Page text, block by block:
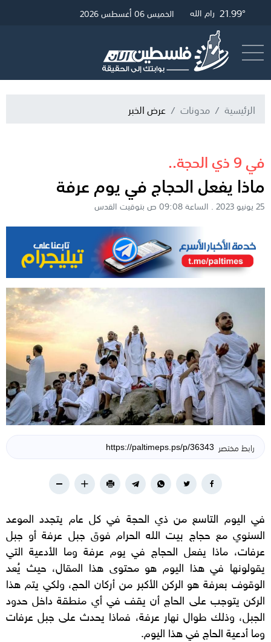
26.77° غزة 22.23° القدس 21.99° رام الله 21.08° الخليل الخميس 06 أغسطس 2026
الرئيسية مدونات عرض الخبر
في 9 ذي الحجة..
ماذا يفعل الحجاج في يوم عرفة
25 يونيو 2023 . الساعة 09:08 ص بتوقيت القدس
رابط مختصر
في اليوم التاسع من ذي الحجة في كل عام يتجدد الموعد
السنوي مع حجاج بيت الله الحرام فوق جبل عرفة أو جبل
عرفات، ماذا يفعل الحجاج في يوم عرفة وما الأدعية التي
يقولونها في هذا اليوم هو محتوى هذا المقال، حيث يُعد
الوقوف بعرفة هو الركن الأكبر من أركان الحج، ولكي يتم هذا
الركن يتوجب على الحاج أن يقف في أي منطقة داخل حدود
الجبل، وذلك طوال نهار عرفة، فماذا يحدث على جبل عرفات
وما أدعية الحاج في هذا اليوم.